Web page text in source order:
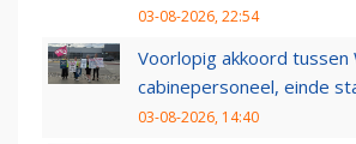
03-08-2026, 22:54
Voorlopig akkoord tussen
cabinepersoneel, einde
03-08-2026, 14:40